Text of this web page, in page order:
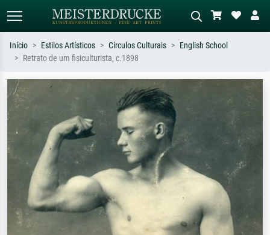
Pesquise por artista, título ou estilo –
ex: Monet, Noite Estrelada,
impressionismo, onda de Hokusai, nu.
Descreva a cena – ex: prado verde,
abstrato com muito vermelho, pintura
a óleo escura, nu em pé ao lado de
Início Estilos Artísticos Círculos Culturais
English School
Retrato de um fisiculturista, c.1898